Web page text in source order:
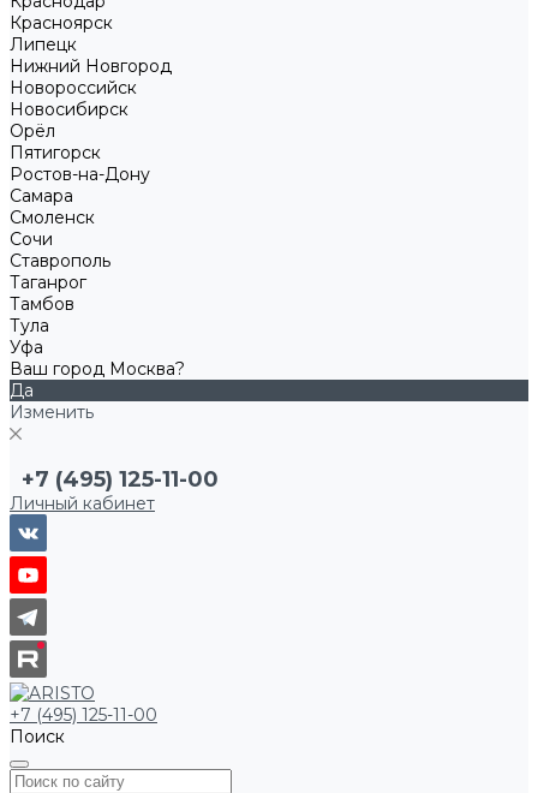
Красноярск
Липецк
Нижний Новгород
Новороссийск
Новосибирск
Орёл
Пятигорск
Ростов-на-Дону
Самара
Смоленск
Сочи
Ставрополь
Таганрог
Тамбов
Тула
Уфа
Ваш город Москва?
Да
Изменить
+7 (495) 125-11-00
Личный кабинет
+7 (495) 125-11-00
Поиск